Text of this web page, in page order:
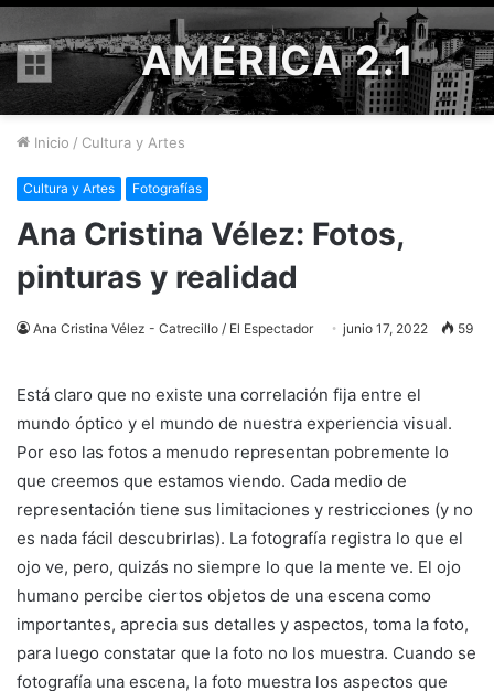
Menú
AMÉRICA 2.1
Inicio / Cultura y Artes
Cultura y Artes Fotografías
Ana Cristina Vélez: Fotos,
pinturas y realidad
Ana Cristina Vélez - Catrecillo / El Espectador junio 17, 2022 59
Está claro que no existe una correlación fija entre el
mundo óptico y el mundo de nuestra experiencia visual.
Por eso las fotos a menudo representan pobremente lo
que creemos que estamos viendo. Cada medio de
representación tiene sus limitaciones y restricciones (y no
es nada fácil descubrirlas). La fotografía registra lo que el
ojo ve, pero, quizás no siempre lo que la mente ve. El ojo
humano percibe ciertos objetos de una escena como
importantes, aprecia sus detalles y aspectos, toma la foto,
para luego constatar que la foto no los muestra. Cuando se
fotografía una escena, la foto muestra los aspectos que